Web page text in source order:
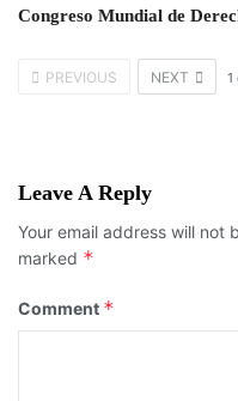
Congreso Mundial de
PREVIOUS NEXT 1
Leave A Reply
Your email address will not
marked *
Comment *